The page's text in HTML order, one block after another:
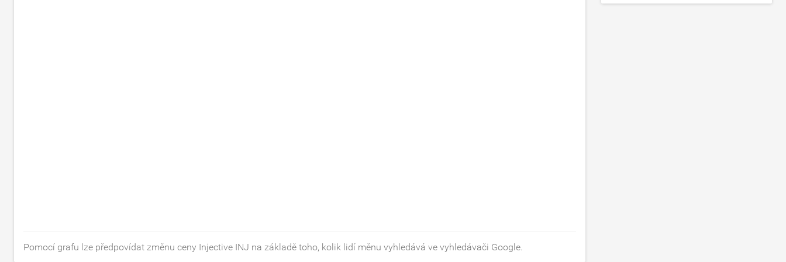
Pomocí grafu lze předpovídat změnu ceny Injective INJ na základě toho, kolik lidí měnu vyhledává ve vyhledávači Google.